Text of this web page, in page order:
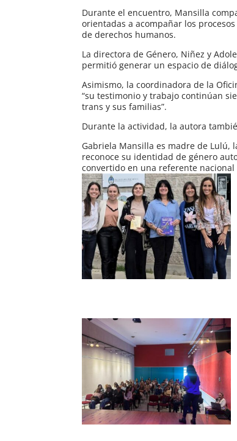
Durante el encuentro, Mansilla
orientadas a acompañar los
de derechos humanos.
La directora de Género, Niñez y
permitió generar un espacio de
Asimismo, la coordinadora de la
“su testimonio y trabajo continúan
trans y sus familias”.
Durante la actividad, la autora
Gabriela Mansilla es madre de
reconoce su identidad de género
convertido en una referente